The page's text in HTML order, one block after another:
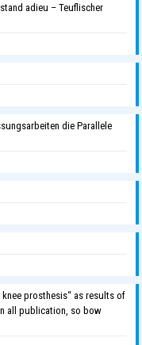
adieu – Teuflischer
die Parallele
knee prosthesis“ as results of
all publication, so bow